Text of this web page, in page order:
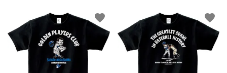
favorite favorite